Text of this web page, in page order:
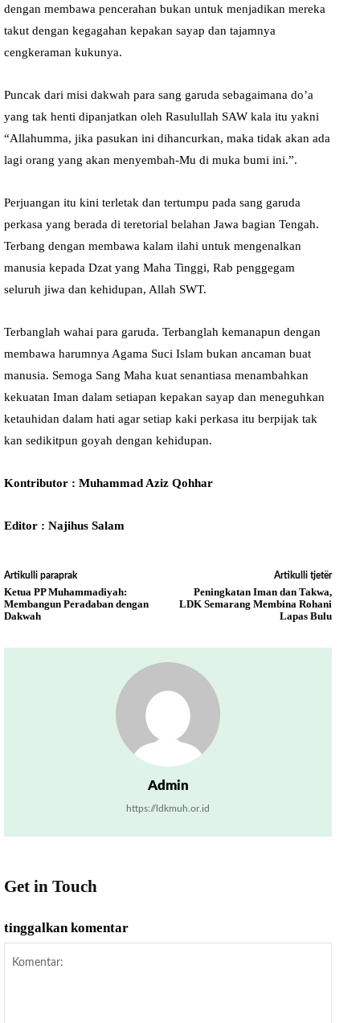
dengan membawa pencerahan bukan untuk menjadikan mereka
takut dengan kegagahan kepakan sayap dan tajamnya
cengkeraman kukunya.
Puncak dari misi dakwah para sang garuda sebagaimana do’a
yang tak henti dipanjatkan oleh Rasulullah SAW kala itu yakni
“Allahumma, jika pasukan ini dihancurkan, maka tidak akan ada
lagi orang yang akan menyembah-Mu di muka bumi ini.”.
Perjuangan itu kini terletak dan tertumpu pada sang garuda
perkasa yang berada di teretorial belahan Jawa bagian Tengah.
Terbang dengan membawa kalam ilahi untuk mengenalkan
manusia kepada Dzat yang Maha Tinggi, Rab penggegam
seluruh jiwa dan kehidupan, Allah SWT.
Terbanglah wahai para garuda. Terbanglah kemanapun dengan
membawa harumnya Agama Suci Islam bukan ancaman buat
manusia. Semoga Sang Maha kuat senantiasa menambahkan
kekuatan Iman dalam setiapan kepakan sayap dan meneguhkan
ketauhidan dalam hati agar setiap kaki perkasa itu berpijak tak
kan sedikitpun goyah dengan kehidupan.
Kontributor : Muhammad Aziz Qohhar
Editor : Najihus Salam
Artikulli paraprak
Ketua PP Muhammadiyah:
Membangun Peradaban dengan
Dakwah
Artikulli tjetër
Peningkatan Iman dan Takwa,
LDK Semarang Membina Rohani
Lapas Bulu
Admin
https://ldkmuh.or.id
Get in Touch
tinggalkan komentar